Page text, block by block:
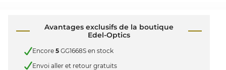
Avantages exclusifs de la boutique
Edel-Optics
Encore 5 GG1668S en stock
Envoi aller et retour gratuits